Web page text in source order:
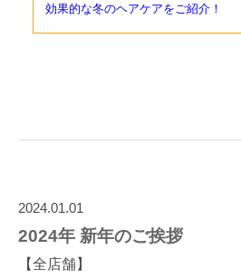
効果的な冬のヘアケアをご紹介！
2024.01.01
2024年 新年のご挨拶
【全店舗】